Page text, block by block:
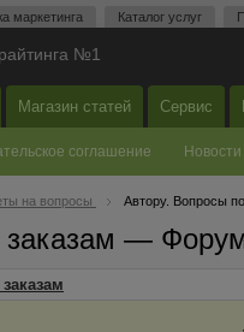
маркетинга Каталог услуг
№1
Магазин статей Сервис
соглашение Новости
на вопросы Автору. Вопросы
заказам —